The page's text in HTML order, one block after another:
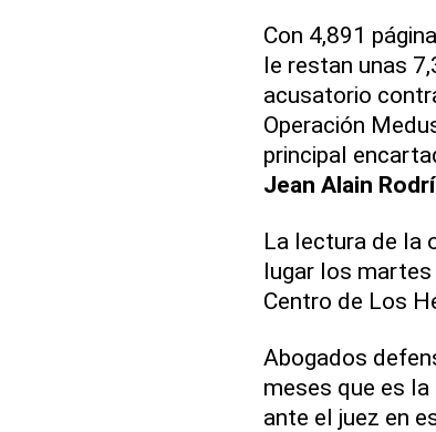
Con 4,891
le restan unas
acusatorio
Operación
principal
Jean Alain
La lectura de la
lugar los martes
Centro de Los
Abogados
meses que es
ante el juez en